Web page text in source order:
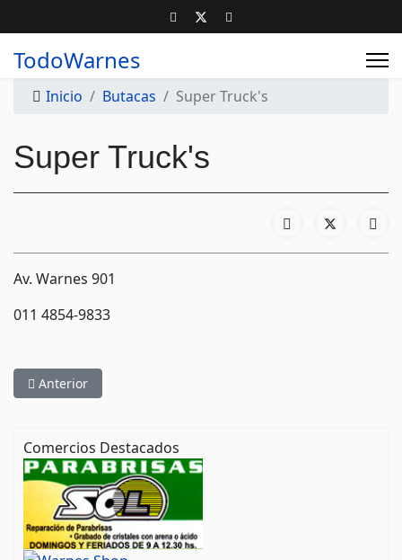
TodoWarnes
Inicio Butacas Super Truck's
Super Truck's
Av. Warnes 901
011 4854-9833
Artículo anterior: Warnes Work
Anterior
Comercios Destacados